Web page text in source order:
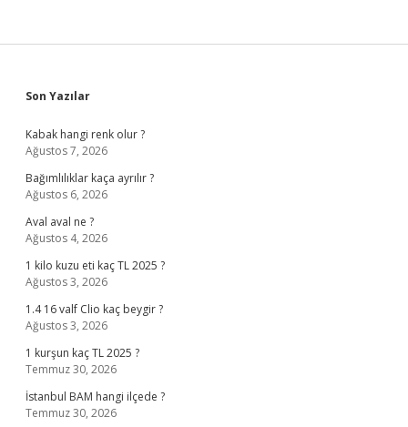
Sidebar
Son Yazılar
Kabak hangi renk olur ?
Ağustos 7, 2026
Bağımlılıklar kaça ayrılır ?
Ağustos 6, 2026
Aval aval ne ?
Ağustos 4, 2026
1 kilo kuzu eti kaç TL 2025 ?
Ağustos 3, 2026
1.4 16 valf Clio kaç beygir ?
Ağustos 3, 2026
1 kurşun kaç TL 2025 ?
Temmuz 30, 2026
İstanbul BAM hangi ilçede ?
Temmuz 30, 2026